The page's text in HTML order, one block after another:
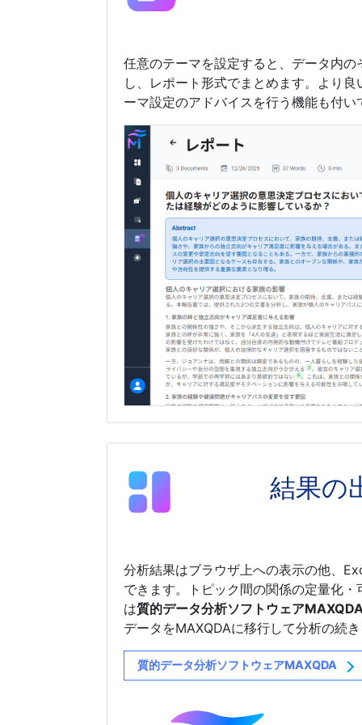
任意のテーマを設定すると、データ内
し、レポート形式でまとめます。より
ーマ設定のアドバイスを行う機能も付い
結果の
分析結果はブラウザ上への表示の他、
できます。トピック間の関係の定量化
は質的データ分析ソフトウェア
データをMAXQDAに移行して分析の続
質的データ分析ソフトウェアMAXQDA